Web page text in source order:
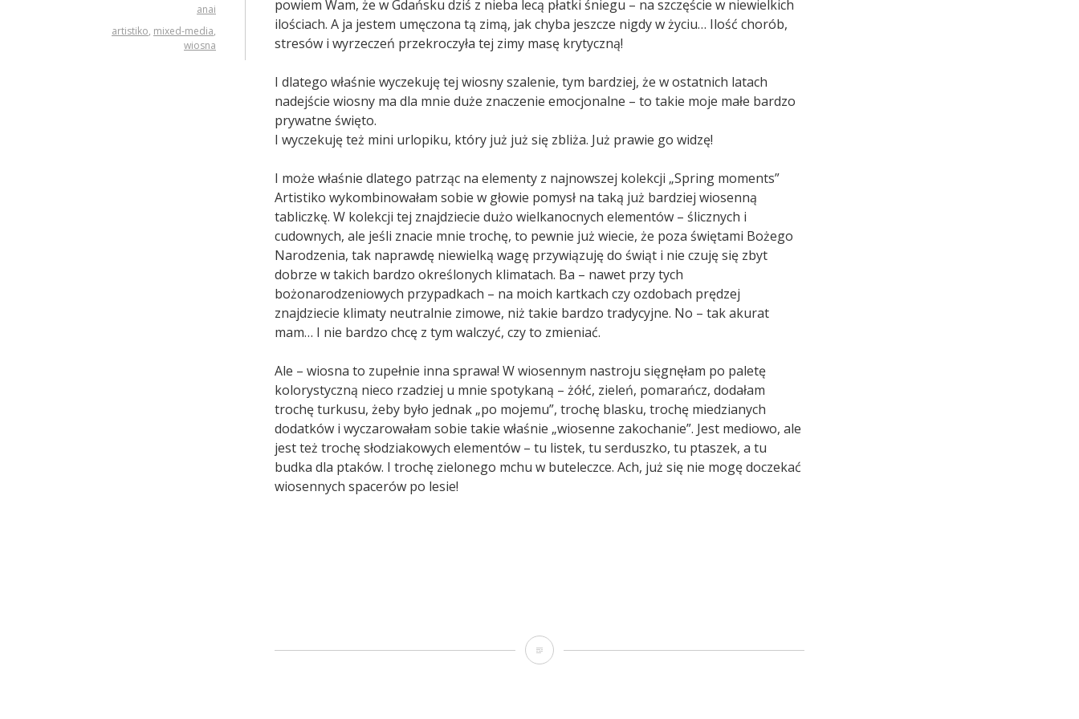
anai
artistiko, mixed-media,
wiosna
powiem Wam, że w Gdańsku dziś z nieba lecą płatki śniegu – na szczęście w niewielkich
ilościach. A ja jestem umęczona tą zimą, jak chyba jeszcze nigdy w życiu… Ilość chorób,
stresów i wyrzeczeń przekroczyła tej zimy masę krytyczną!
I dlatego właśnie wyczekuję tej wiosny szalenie, tym bardziej, że w ostatnich latach
nadejście wiosny ma dla mnie duże znaczenie emocjonalne – to takie moje małe bardzo
prywatne święto.
I wyczekuję też mini urlopiku, który już już się zbliża. Już prawie go widzę!
I może właśnie dlatego patrząc na elementy z najnowszej kolekcji „Spring moments”
Artistiko wykombinowałam sobie w głowie pomysł na taką już bardziej wiosenną
tabliczkę. W kolekcji tej znajdziecie dużo wielkanocnych elementów – ślicznych i
cudownych, ale jeśli znacie mnie trochę, to pewnie już wiecie, że poza świętami Bożego
Narodzenia, tak naprawdę niewielką wagę przywiązuję do świąt i nie czuję się zbyt
dobrze w takich bardzo określonych klimatach. Ba – nawet przy tych
bożonarodzeniowych przypadkach – na moich kartkach czy ozdobach prędzej
znajdziecie klimaty neutralnie zimowe, niż takie bardzo tradycyjne. No – tak akurat
mam… I nie bardzo chcę z tym walczyć, czy to zmieniać.
Ale – wiosna to zupełnie inna sprawa! W wiosennym nastroju sięgnęłam po paletę
kolorystyczną nieco rzadziej u mnie spotykaną – żółć, zieleń, pomarańcz, dodałam
trochę turkusu, żeby było jednak „po mojemu”, trochę blasku, trochę miedzianych
dodatków i wyczarowałam sobie takie właśnie „wiosenne zakochanie”. Jest mediowo, ale
jest też trochę słodziakowych elementów – tu listek, tu serduszko, tu ptaszek, a tu
budka dla ptaków. I trochę zielonego mchu w buteleczce. Ach, już się nie mogę doczekać
wiosennych spacerów po lesie!
Wiosenne